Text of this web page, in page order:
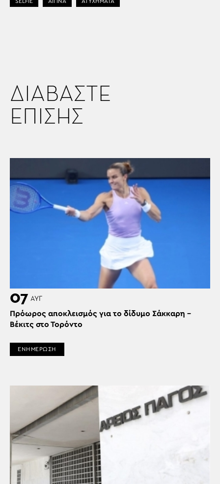
ΔΙΑΒΑΣΤΕ
ΕΠΙΣΗΣ
07 ΑΥΓ
Πρόωρος αποκλεισμός για το δίδυμο Σάκκαρη –
Βέκιτς στο Τορόντο
ΕΝΗΜΕΡΩΣΗ